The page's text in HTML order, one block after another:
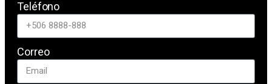
Teléfono
Correo